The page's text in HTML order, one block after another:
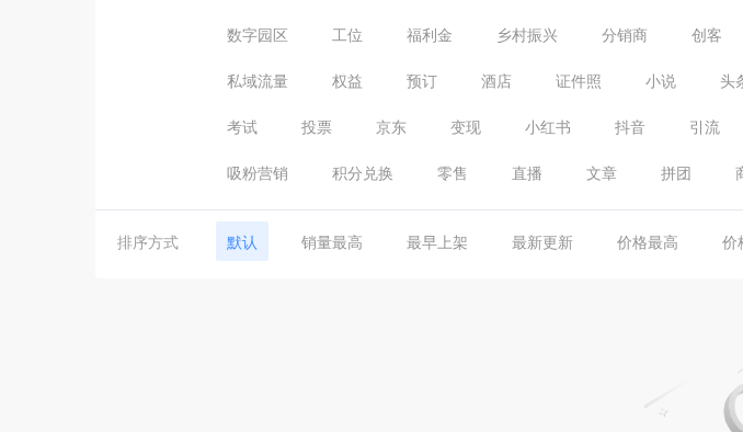
数字园区 工位 福利金 乡村振兴 分销商 创客
私域流量 权益 预订 酒店 证件照 小说 头
考试 投票 京东 变现 小红书 抖音 引流
吸粉营销 积分兑换 零售 直播 文章 拼团
排序方式 默认 销量最高 最早上架 最新更新 价格最高 价